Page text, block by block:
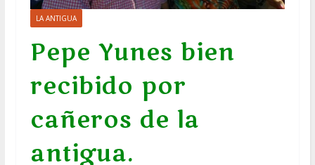
LA ANTIGUA
Pepe Yunes bien
recibido por
cañeros de la
antigua.